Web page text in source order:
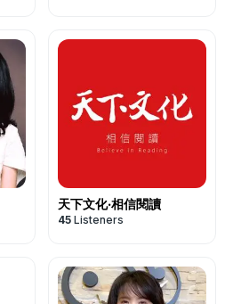
天下文化‧相信閱讀
45 Listeners